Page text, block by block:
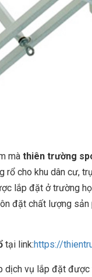
mà thiên trường
rổ cho khu dân cư,
lắp đặt ở trường
đặt chất lượng
tại link:https://
dịch vụ lắp đặt